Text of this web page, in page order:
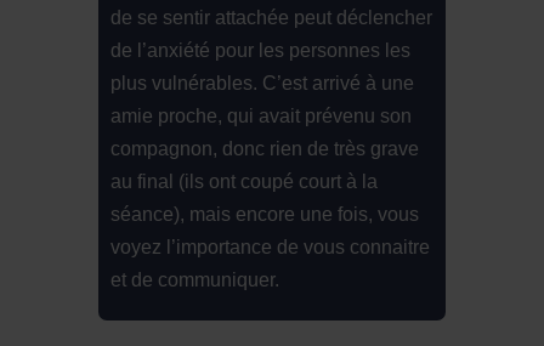
de se sentir attachée peut déclencher
de l’anxiété pour les personnes les
plus vulnérables. C’est arrivé à une
amie proche, qui avait prévenu son
compagnon, donc rien de très grave
au final (ils ont coupé court à la
séance), mais encore une fois, vous
voyez l’importance de vous connaitre
et de communiquer.